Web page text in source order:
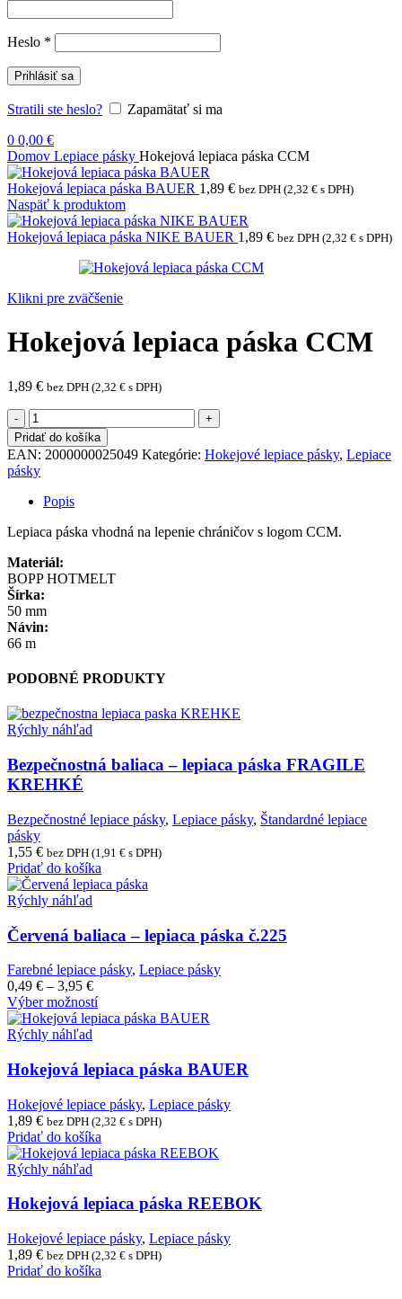
Heslo *
Prihlásiť sa
Stratili ste heslo?
Zapamätať si ma
0 0,00 €
Domov Lepiace pásky Hokejová lepiaca páska CCM
Hokejová lepiaca páska BAUER 1,89 € bez DPH (2,32 € s DPH)
Naspäť k produktom
Hokejová lepiaca páska NIKE BAUER 1,89 € bez DPH (2,32 € s DPH)
Klikni pre zväčšenie
Hokejová lepiaca páska CCM
1,89 € bez DPH (2,32 € s DPH)
množstvo
Hokejová
lepiaca
páska
CCM
Pridať do košíka
EAN: 2000000025049 Kategórie: Hokejové lepiace pásky, Lepiace
pásky
Popis
Lepiaca páska vhodná na lepenie chráničov s logom CCM.
Materiál:
BOPP HOTMELT
Šírka:
50 mm
Návin:
66 m
PODOBNÉ PRODUKTY
Rýchly náhľad
Bezpečnostná baliaca – lepiaca páska FRAGILE
KREHKÉ
Bezpečnostné lepiace pásky, Lepiace pásky, Štandardné lepiace
pásky
1,55 € bez DPH (1,91 € s DPH)
Pridať do košíka
Rýchly náhľad
Červená baliaca – lepiaca páska č.225
Farebné lepiace pásky, Lepiace pásky
0,49 € – 3,95 €Price
range:
0,49 €
Výber možnostíTento
produkt
variantov.
Možnosti
môžete
vybrať
na
stránke
Rýchly náhľad
Hokejová lepiaca páska BAUER
Hokejové lepiace pásky, Lepiace pásky
1,89 € bez DPH (2,32 € s DPH)
Pridať do košíka
Rýchly náhľad
Hokejová lepiaca páska REEBOK
Hokejové lepiace pásky, Lepiace pásky
1,89 € bez DPH (2,32 € s DPH)
Pridať do košíka